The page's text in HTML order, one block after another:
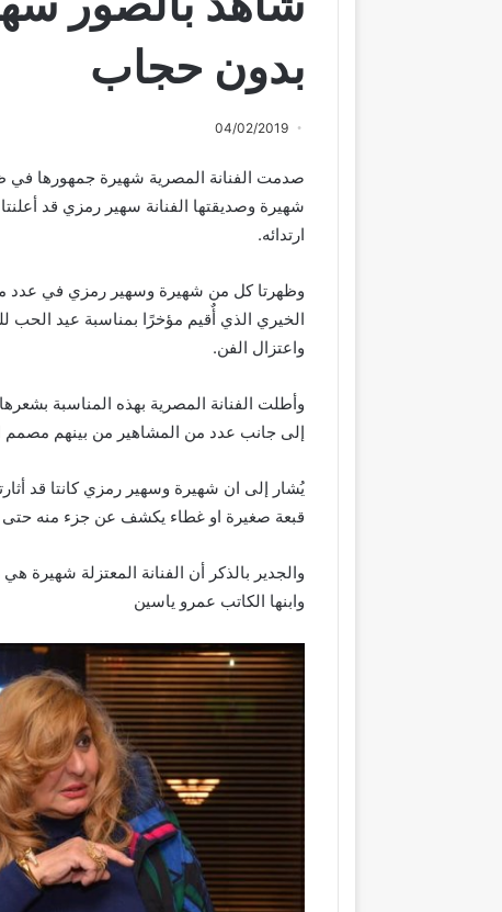
بدون حجاب
04/02/2019
صدمت الفنانة المصرية شهيرة جمهورها في
ارتدائه.
وظهرتا كل من شهيرة وسهير رمزي في عدد
الخيري الذي أٌقيم مؤخرًا بمناسبة عيد
واعتزال الفن.
وأطلت الفنانة المصرية بهذه المناسبة
إلى جانب عدد من المشاهير من بينهم مصمم
يُشار إلى ان شهيرة وسهير رمزي كانتا قد
قبعة صغيرة او غطاء يكشف عن جزء منه حتى
والجدير بالذكر أن الفنانة المعتزلة شهيرة
وابنها الكاتب عمرو ياسين